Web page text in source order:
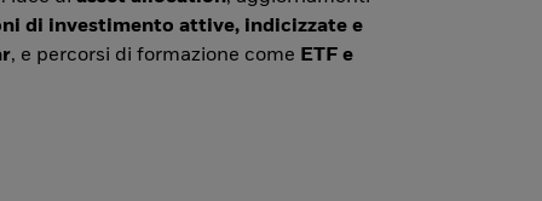
di investimento attive, indicizzate e
, e percorsi di formazione come ETF e